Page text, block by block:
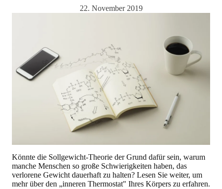
22. November 2019
Könnte die Sollgewicht-Theorie der Grund dafür sein, warum
manche Menschen so große Schwierigkeiten haben, das
verlorene Gewicht dauerhaft zu halten? Lesen Sie weiter, um
mehr über den „inneren Thermostat" Ihres Körpers zu erfahren.